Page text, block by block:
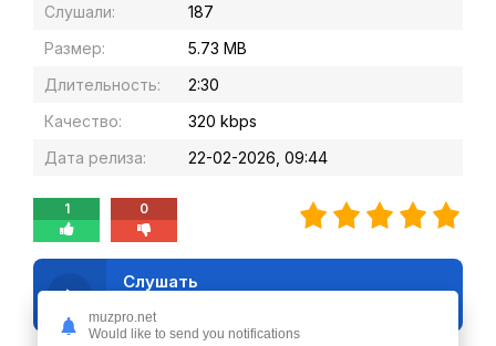
Слушали:
187
Размер:
5.73 MB
Длительность:
2:30
Качество:
320 kbps
Дата релиза:
22-02-2026, 09:44
1 0
Слушать
muzpro.net
Would like to send you notifications